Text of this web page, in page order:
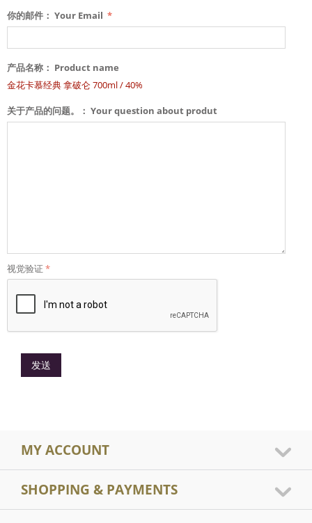
你的邮件： Your Email
产品名称： Product name
金花卡慕经典 拿破仑 700ml / 40%
关于产品的问题。： Your question about produt
视觉验证
发送
MY ACCOUNT
SHOPPING & PAYMENTS